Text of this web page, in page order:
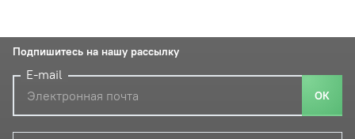
Подпишитесь на нашу рассылку
E-mail
ОК